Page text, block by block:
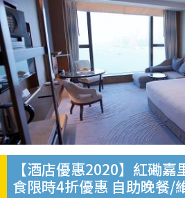
【酒店優惠2020】紅磡
食限時4折優惠 自助晚餐/